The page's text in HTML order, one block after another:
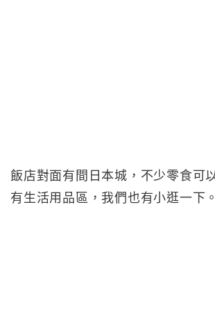
飯店對面有間日本城，不少零食可
有生活用品區，我們也有小逛一下。